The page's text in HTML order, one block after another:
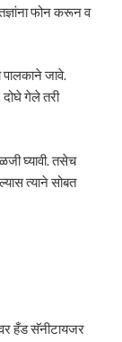
फोन करून व
पालकाने जावे.
दोघे गेले तरी
घ्यावी. तसेच
त्याने सोबत
हँड सॅनीटायजर